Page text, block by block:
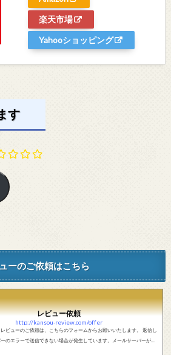
楽天市場
Yahooショッピング
す
ーのご依頼はこちら
レビュー依頼
http://kansou-review.com/offer
のエラーで送信できない場合が発生しています。メールサーバーが正